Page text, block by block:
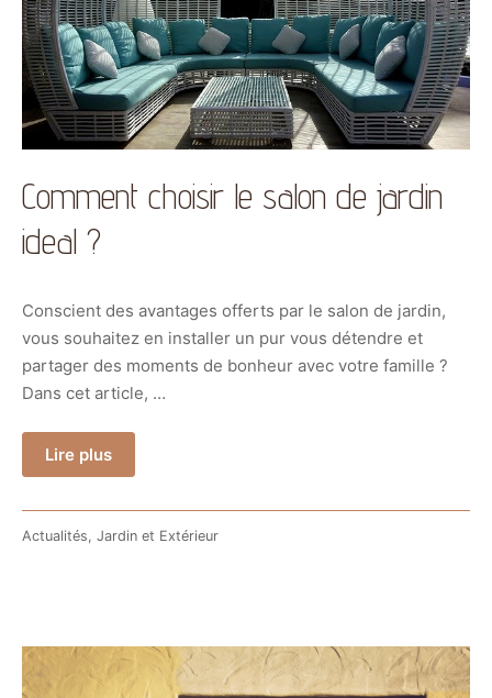
Comment choisir le salon de jardin
ideal ?
Conscient des avantages offerts par le salon de jardin,
vous souhaitez en installer un pur vous détendre et
partager des moments de bonheur avec votre famille ?
Dans cet article, …
Lire plus
Actualités, Jardin et Extérieur